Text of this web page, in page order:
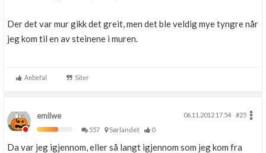
Der det var mur gikk det greit, men det ble veldig mye tyngre når
jeg kom til en av steinene i muren.
Anbefal Siter
emilwe 06.11.2012 17.54
#25
557
Sørlandet 0
Da var jeg igjennom, eller så langt igjennom som jeg kom fra